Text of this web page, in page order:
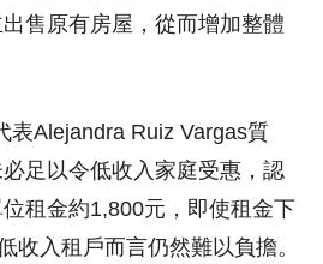
售原有房屋，從而增加整體
表Alejandra Ruiz Vargas質
足以令低收入家庭受惠，認
租金約1,800元，即使租金下
收入租戶而言仍然難以負擔。